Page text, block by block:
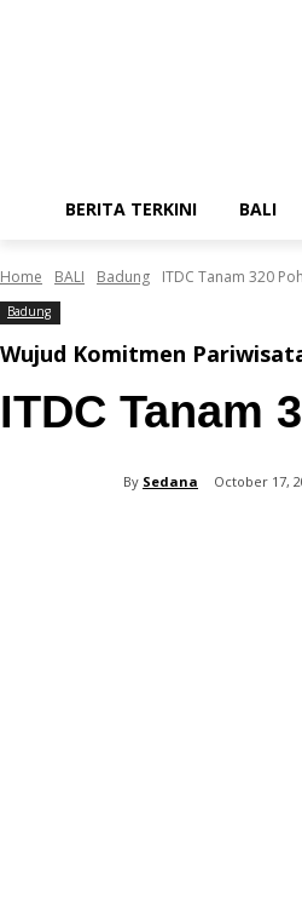
BERITA TERKINI BALI
Home BALI Badung ITDC Tanam 320
Badung
Wujud Komitmen
ITDC Tanam
By Sedana October 17,